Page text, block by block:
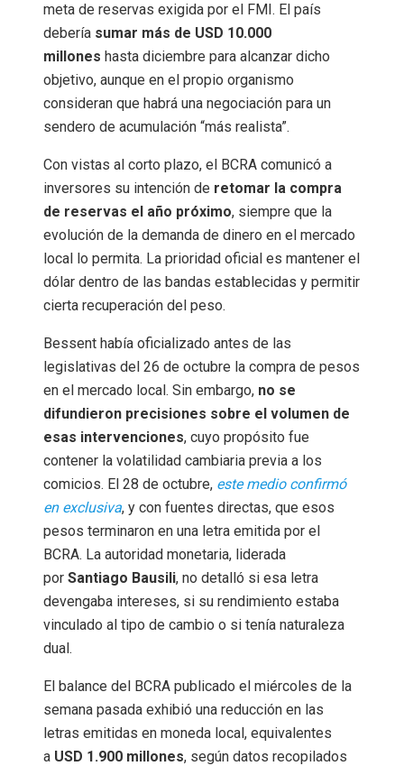
meta de reservas exigida por el FMI. El país
debería sumar más de USD 10.000
millones hasta diciembre para alcanzar dicho
objetivo, aunque en el propio organismo
consideran que habrá una negociación para un
sendero de acumulación “más realista”.
Con vistas al corto plazo, el BCRA comunicó a
inversores su intención de retomar la compra
de reservas el año próximo, siempre que la
evolución de la demanda de dinero en el mercado
local lo permita. La prioridad oficial es mantener el
dólar dentro de las bandas establecidas y permitir
cierta recuperación del peso.
Bessent había oficializado antes de las
legislativas del 26 de octubre la compra de pesos
en el mercado local. Sin embargo, no se
difundieron precisiones sobre el volumen de
esas intervenciones, cuyo propósito fue
contener la volatilidad cambiaria previa a los
comicios. El 28 de octubre, este medio confirmó
en exclusiva, y con fuentes directas, que esos
pesos terminaron en una letra emitida por el
BCRA. La autoridad monetaria, liderada
por Santiago Bausili, no detalló si esa letra
devengaba intereses, si su rendimiento estaba
vinculado al tipo de cambio o si tenía naturaleza
dual.
El balance del BCRA publicado el miércoles de la
semana pasada exhibió una reducción en las
letras emitidas en moneda local, equivalentes
a USD 1.900 millones, según datos recopilados